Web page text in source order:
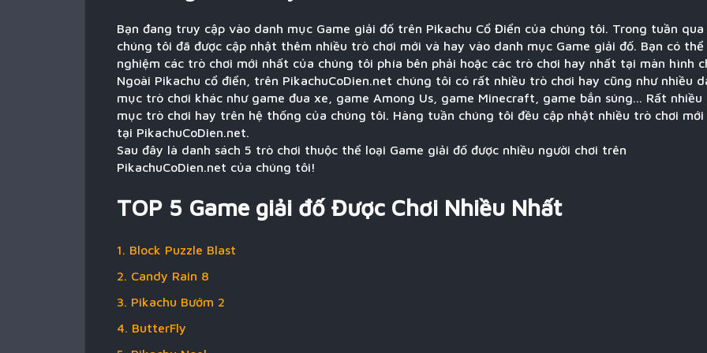
Bạn đang truy cập vào danh mục Game giải đố trên Pikachu Cổ Điển của chúng tôi. Trong tuần qua
chúng tôi đã được cập nhật thêm nhiều trò chơi mới và hay vào danh mục Game giải đố. Bạn có
nghiệm các trò chơi mới nhất của chúng tôi phía bên phải hoặc các trò chơi hay nhất tại màn hình
Ngoài Pikachu cổ điển, trên PikachuCoDien.net chúng tôi có rất nhiều trò chơi hay cũng như nhiều
mục trò chơi khác như game đua xe, game Among Us, game Minecraft, game bắn súng... Rất nhiều
mục trò chơi hay trên hệ thống của chúng tôi. Hàng tuần chúng tôi đều cập nhật nhiều trò chơi mới
tại PikachuCoDien.net.
Sau đây là danh sách 5 trò chơi thuộc thể loại Game giải đố được nhiều người chơi trên
PikachuCoDien.net của chúng tôi!
TOP 5 Game giải đố Được Chơi Nhiều Nhất
1. Block Puzzle Blast
2. Candy Rain 8
3. Pikachu Bướm 2
4. ButterFly